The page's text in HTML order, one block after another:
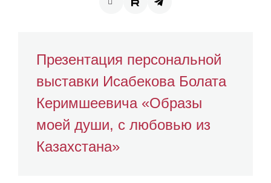
Презентация персональной
выставки Исабекова Болата
Керимшеевича «Образы
моей души, с любовью из
Казахстана»